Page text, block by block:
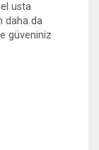
usta
daha da
güveniniz